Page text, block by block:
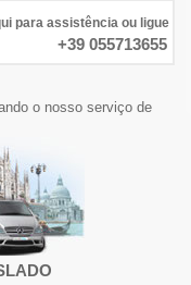
para assistência ou ligue
+39 055713655
o nosso serviço de